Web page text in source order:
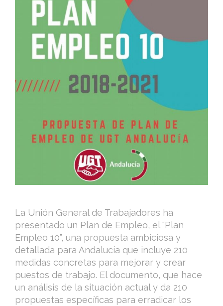
La Unión General de Trabajadores ha
presentado un Plan de Empleo, el “Plan
Empleo 10”, una propuesta ambiciosa y
detallada para Andalucía que incluye 210
medidas concretas para mejorar y crear
puestos de trabajo. El documento, que hace
un análisis de la situación actual y da 210
propuestas específicas para erradicar los